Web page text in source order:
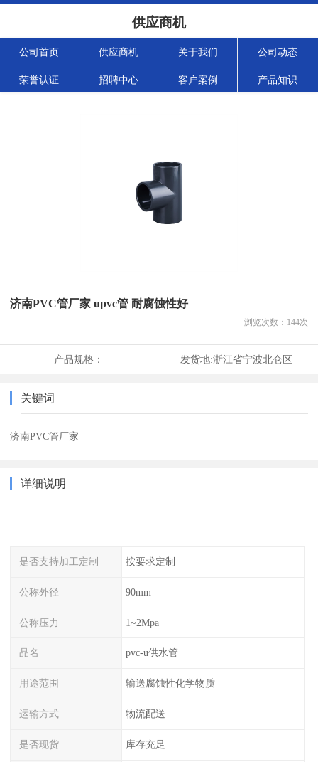
供应商机
公司首页 供应商机 关于我们 公司动态
荣誉认证 招聘中心 客户案例 产品知识
济南PVC管厂家 upvc管 耐腐蚀性好
浏览次数： 144次
产品规格： 发货地:浙江省宁波北仑区
关键词
济南PVC管厂家
详细说明
是否支持加工定制 按要求定制
公称外径 90mm
公称压力 1~2Mpa
品名 pvc-u供水管
用途范围 输送腐蚀性化学物质
运输方式 物流配送
是否现货 库存充足